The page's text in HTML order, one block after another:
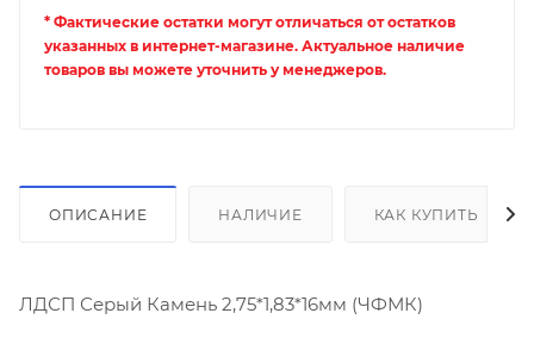
* Фактические остатки могут отличаться от остатков
указанных в интернет-магазине. Актуальное наличие
товаров вы можете уточнить у менеджеров.
ОПИСАНИЕ НАЛИЧИЕ КАК КУПИТЬ
ЛДСП Серый Камень 2,75*1,83*16мм (ЧФМК)